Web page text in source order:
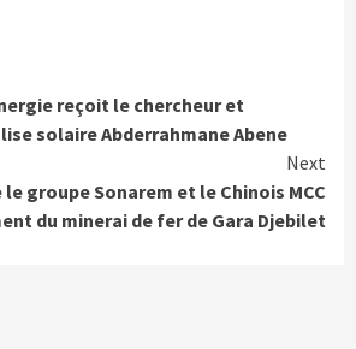
reçoit le chercheur et
solaire Abderrahmane Abene
Next
groupe Sonarem et le Chinois MCC
du minerai de fer de Gara Djebilet